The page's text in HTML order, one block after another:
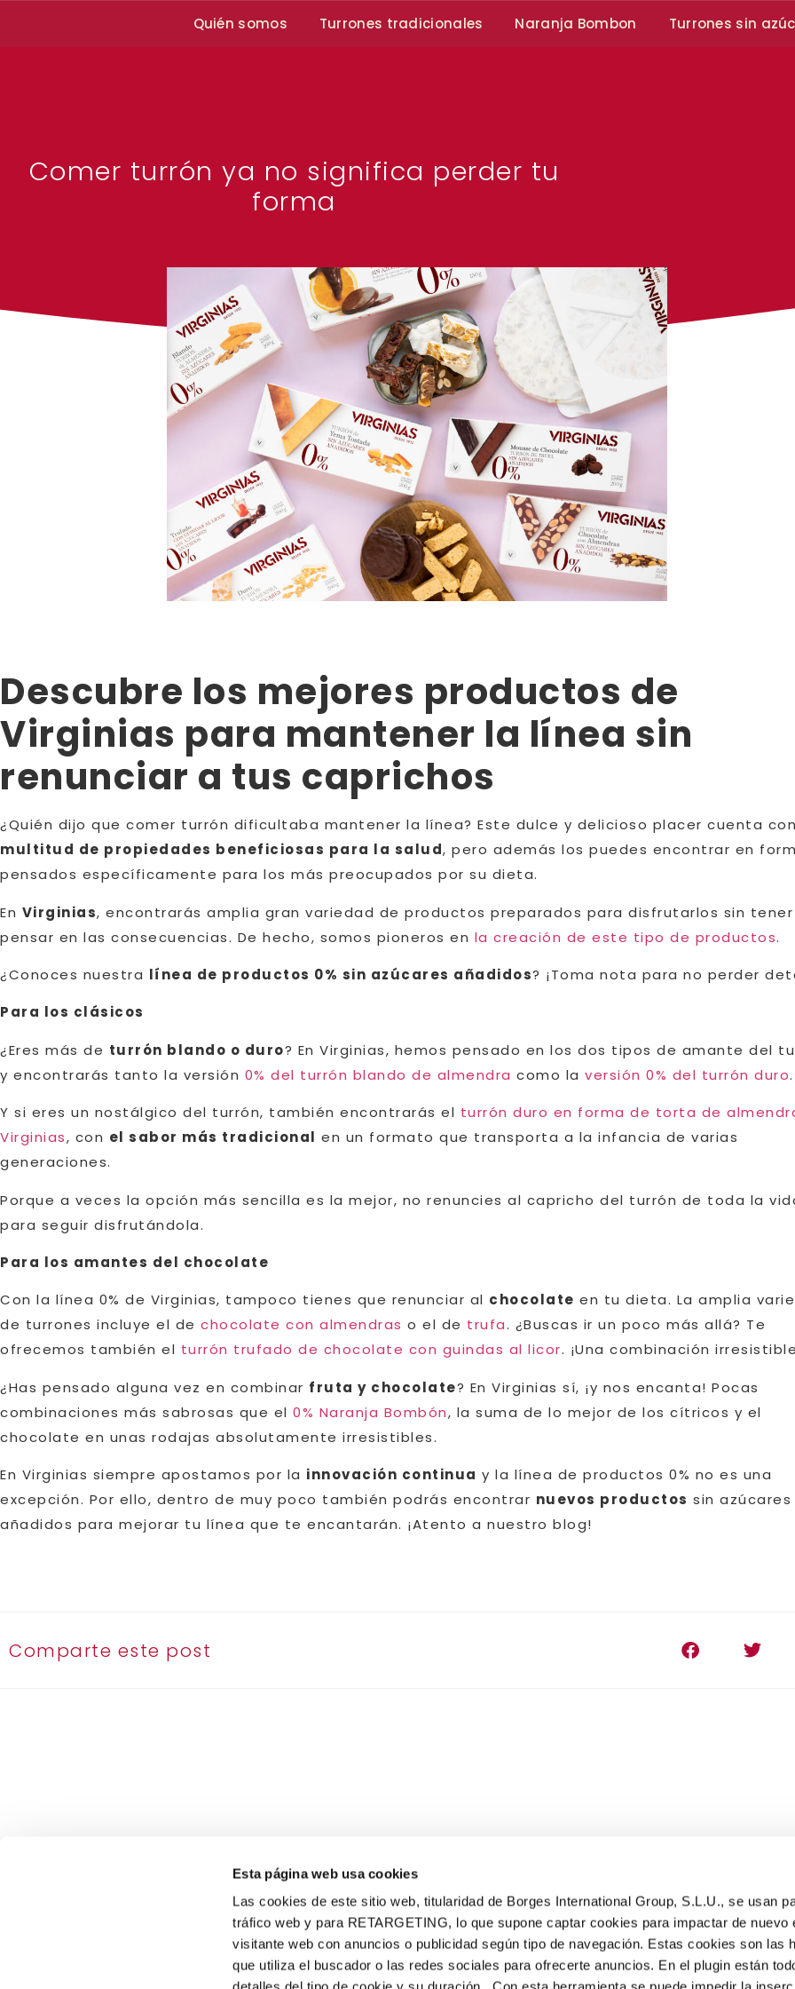
Esta página web usa cookies
Las cookies de este sitio web, titularidad de Borges International Group, S.L.U., se usan
tráfico web y para RETARGETING, lo que supone captar cookies para impactar de nuevo
visitante web con anuncios o publicidad según tipo de navegación. Estas cookies son las
que utiliza el buscador o las redes sociales para ofrecerte anuncios. En el plugin están
Quién somos Turrones tradicionales Naranja Bombon Turrones sin
Comer turrón ya no significa perder tu
forma
Descubre los mejores productos de
Virginias para mantener la línea sin
renunciar a tus caprichos
¿Quién dijo que comer turrón dificultaba mantener la línea? Este dulce y delicioso placer cuenta con
multitud de propiedades beneficiosas para la salud, pero además los puedes encontrar en
pensados específicamente para los más preocupados por su dieta.
En Virginias, encontrarás amplia gran variedad de productos preparados para disfrutarlos sin tener
pensar en las consecuencias. De hecho, somos pioneros en la creación de este tipo de productos.
¿Conoces nuestra línea de productos 0% sin azúcares añadidos? ¡Toma nota para no perder
Para los clásicos
¿Eres más de turrón blando o duro? En Virginias, hemos pensado en los dos tipos de amante del
y encontrarás tanto la versión 0% del turrón blando de almendra como la versión 0% del turrón duro.
Y si eres un nostálgico del turrón, también encontrarás el turrón duro en forma de torta de
Virginias, con el sabor más tradicional en un formato que transporta a la infancia de varias
generaciones.
Porque a veces la opción más sencilla es la mejor, no renuncies al capricho del turrón de toda la
para seguir disfrutándola.
Para los amantes del chocolate
Con la línea 0% de Virginias, tampoco tienes que renunciar al chocolate en tu dieta. La amplia
de turrones incluye el de chocolate con almendras o el de trufa. ¿Buscas ir un poco más allá? Te
ofrecemos también el turrón trufado de chocolate con guindas al licor. ¡Una combinación
¿Has pensado alguna vez en combinar fruta y chocolate? En Virginias sí, ¡y nos encanta! Pocas
combinaciones más sabrosas que el 0% Naranja Bombón, la suma de lo mejor de los cítricos y el
chocolate en unas rodajas absolutamente irresistibles.
En Virginias siempre apostamos por la innovación continua y la línea de productos 0% no es una
excepción. Por ello, dentro de muy poco también podrás encontrar nuevos productos sin azúcares
añadidos para mejorar tu línea que te encantarán. ¡Atento a nuestro blog!
Comparte este post
VIRGINIAS
Sobre nosotros
PRODUCTOS
Turrones tradicionales